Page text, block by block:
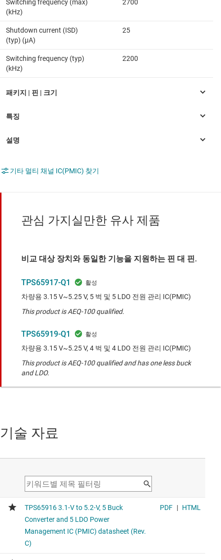
Switching frequency (max)
(kHz)
2700
Shutdown current (ISD)
(typ) (µA)
25
Switching frequency (typ)
(kHz)
2200
기타 멀티 채널 IC(PMIC) 찾기
관심 가지실만한 유사 제품
비교 대상 장치와 동일한 기능을 지원하는 핀 대 핀.
TPS65917-Q1
차량용 3.15 V~5.25 V, 5 벅 및 5 LDO 전원 관리 IC(PMIC)
This product is AEQ-100 qualified.
TPS65919-Q1
차량용 3.15 V~5.25 V, 4 벅 및 4 LDO 전원 관리 IC(PMIC)
This product is AEQ-100 qualified and has one less buck
and LDO.
기술 자료